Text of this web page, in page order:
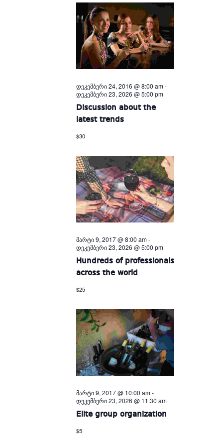
დეკემბერი 24, 2016 @ 8:00 am-
დეკემბერი 23, 2026 @ 5:00 pm
Discussion about the
latest trends
$30
მარტი 9, 2017 @ 8:00 am-
დეკემბერი 23, 2026 @ 5:00 pm
Hundreds of professionals
across the world
$25
მარტი 9, 2017 @ 10:00 am-
დეკემბერი 23, 2026 @ 11:30 am
Elite group organization
$5